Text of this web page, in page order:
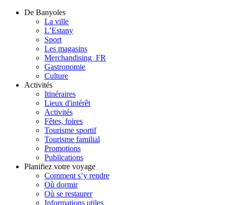
De Banyoles
La ville
L’Estany
Sport
Les magasins
Merchandising_FR
Gastronomie
Culture
Activités
Itinéraires
Lieux d'intérêt
Activités
Fêtes, foires
Tourisme sportif
Tourisme familial
Promotions
Publications
Planifiez votre voyage
Comment s’y rendre
Où dormir
Où se restaurer
Informations utiles